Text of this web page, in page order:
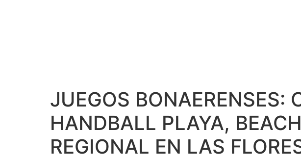
JUEGOS BONAERENSES:
HANDBALL PLAYA,
REGIONAL EN LAS